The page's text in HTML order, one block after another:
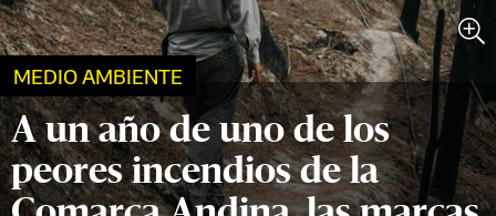
MEDIO AMBIENTE
A un año de uno de los
peores incendios de la